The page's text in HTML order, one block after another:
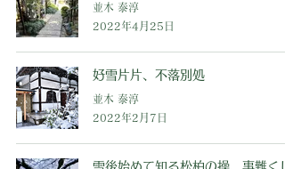
並木 泰淳
2022年4月25日
好雪片片、不落別処
並木 泰淳
2022年2月7日
雪後始めて知る松柏の操、事難くし